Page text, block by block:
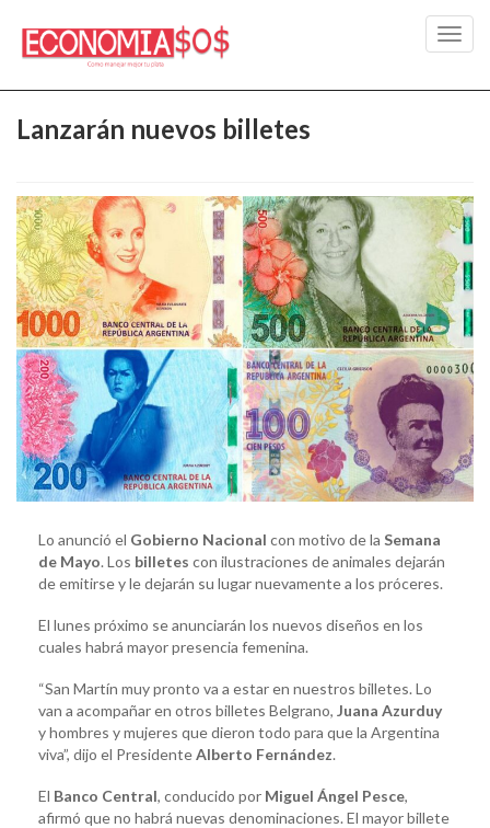
Lanzarán nuevos billetes
Lo anunció el Gobierno Nacional con motivo de la Semana
de Mayo. Los billetes con ilustraciones de animales dejarán
de emitirse y le dejarán su lugar nuevamente a los próceres.
El lunes próximo se anunciarán los nuevos diseños en los
cuales habrá mayor presencia femenina.
“San Martín muy pronto va a estar en nuestros billetes. Lo
van a acompañar en otros billetes Belgrano, Juana Azurduy
y hombres y mujeres que dieron todo para que la Argentina
viva”, dijo el PresidenteAlberto Fernández.
El Banco Central, conducido por Miguel Ángel Pesce,
afirmó queno habrá nuevas denominaciones. El mayor billete